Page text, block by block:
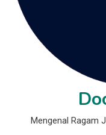
Mengenal Ragam